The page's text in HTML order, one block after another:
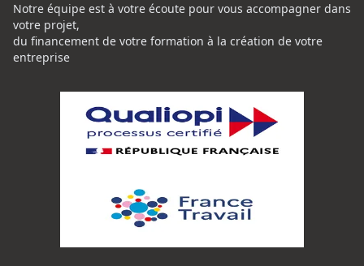
Notre équipe est à votre écoute pour vous accompagner dans
votre projet,
du financement de votre formation à la création de votre
entreprise